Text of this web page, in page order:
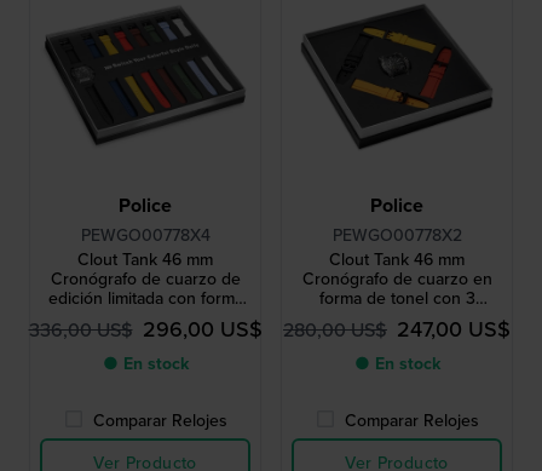
Police
PEWGO00778X4
Clout Tank 46 mm
Cronógrafo de cuarzo de
edición limitada con forma
de tonel y 7 correas extras
336,00 US$ 296,00 US$
● En stock
Comparar Relojes
Ver Producto
Police
PEWGO00778X2
Clout Tank 46 mm
Cronógrafo de cuarzo en
forma de tonel con 3
correas extra
280,00 US$ 247,00 US$
● En stock
Comparar Relojes
Ver Producto